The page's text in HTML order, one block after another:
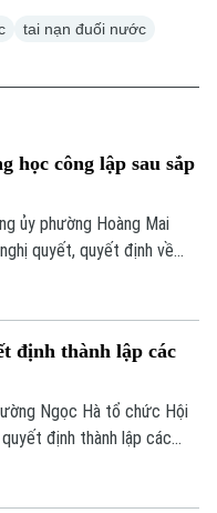
tai nạn đuối nước
học công lập sau sắp
ủy phường Hoàng Mai
quyết, quyết định về
tổ chức lại thành bốn
yêu cầu Ủy ban nhân dân
Nội đề ra.
định thành lập các
Ngọc Hà tổ chức Hội
định thành lập các